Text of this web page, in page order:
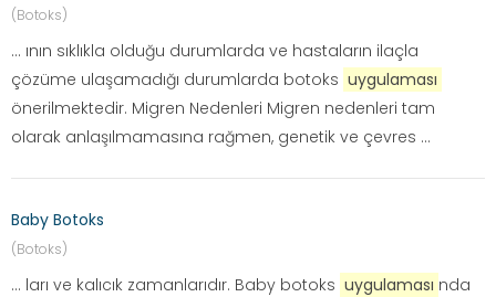
(Botoks)
... ının sıklıkla olduğu durumlarda ve hastaların ilaçla
çözüme ulaşamadığı durumlarda botoks uygulaması
önerilmektedir. Migren Nedenleri Migren nedenleri tam
olarak anlaşılmamasına rağmen, genetik ve çevres ...
Baby Botoks
(Botoks)
... ları ve kalıcık zamanlarıdır. Baby botoks uygulaması nda